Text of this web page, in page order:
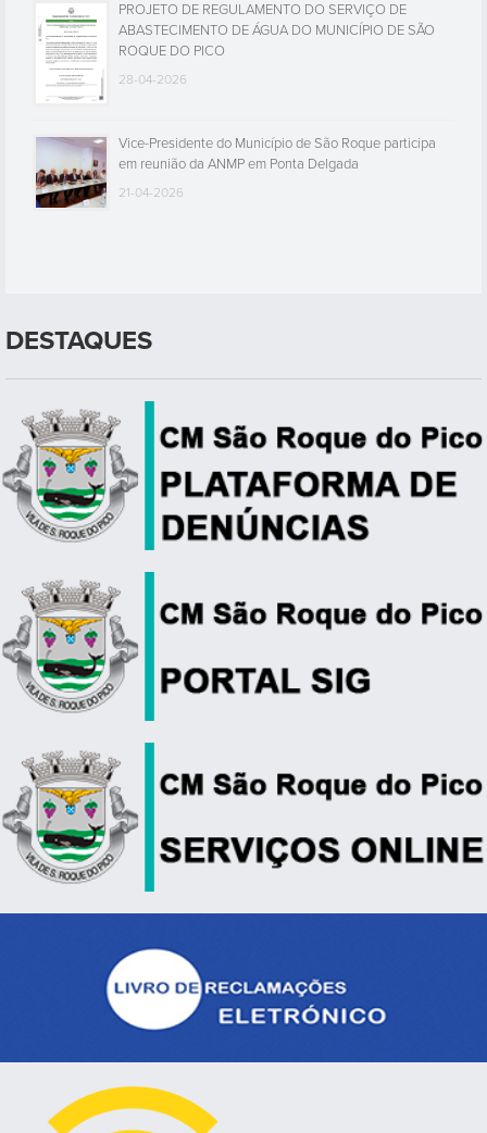
PROJETO DE REGULAMENTO DO SERVIÇO DE
ABASTECIMENTO DE ÁGUA DO MUNICÍPIO DE SÃO
ROQUE DO PICO
28-04-2026
Vice-Presidente do Município de São Roque participa
em reunião da ANMP em Ponta Delgada
21-04-2026
DESTAQUES